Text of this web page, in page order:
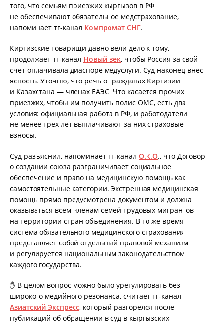
того, что семьям приезжих кыргызов в РФ
не обеспечивают обязательное медстрахование,
напоминает тг-канал Компромат СНГ.
Киргизские товарищи давно вели дело к тому,
продолжает тг-канал Новый век, чтобы Россия за свой
счет оплачивала диаспоре медуслуги. Суд наконец внес
ясность. Уточню, что речь о гражданах Киргизии
и Казахстана — членах ЕАЭС. Что касается прочих
приезжих, чтобы им получить полис ОМС, есть два
условия: официальная работа в РФ, и работодатели
не менее трех лет выплачивают за них страховые
взносы.
Суд разъяснил, напоминает тг-канал О.К.О., что Договор
о создании союза разграничивает социальное
обеспечение и право на медицинскую помощь как
самостоятельные категории. Экстренная медицинская
помощь прямо предусмотрена документом и должна
оказываться всем членам семей трудовых мигрантов
на территории стран объединения. В то же время
система обязательного медицинского страхования
представляет собой отдельный правовой механизм
и регулируется национальным законодательством
каждого государства.
✋ В целом вопрос можно было урегулировать без
широкого медийного резонанса, считает тг-канал
Азиатский Экспресс, который разгорелся после
публикаций об обращении в суд в кыргызских